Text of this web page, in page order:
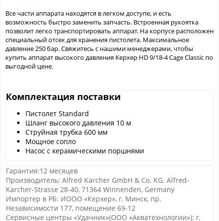
Все части аппарата находятся в легком доступе, и есть
возможность быстро заменить запчасть. Встроенная рукоятка
позволит легко транспортировать аппарат. На корпусе расположен
специальный отсек для хранения пистолета. Максимальное
давление 250 бар. Свяжитесь с нашими менеджерами, чтобы
купить аппарат высокого давления Керхер HD 9/18-4 Cage Classic по
выгодной цене.
Комплектация поставки
Пистолет Standard
Шланг высокого давления 10 м
Струйная трубка 600 мм
Мощное сопло
Насос с керамическими поршнями
Гарантия:12 месяцев
Производитель: Alfred Karcher GmbH & Co. KG. Alfred-
Karcher-Strasse 28-40, 71364 Winnenden, Germany
Импортер в РБ: ИООО «Керхер», г. Минск, пр.
Независимости 177, помещение 69-12
Сервисные центры «Удачник»(ООО «Акватехнологии»): г.